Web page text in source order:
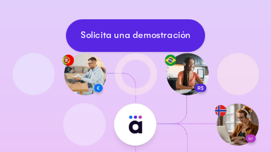
Solicita una demostración